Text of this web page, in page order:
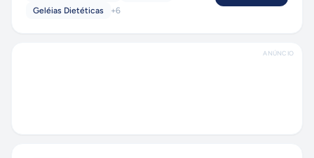
Geléias Dietéticas
+6
ANÚNCIO